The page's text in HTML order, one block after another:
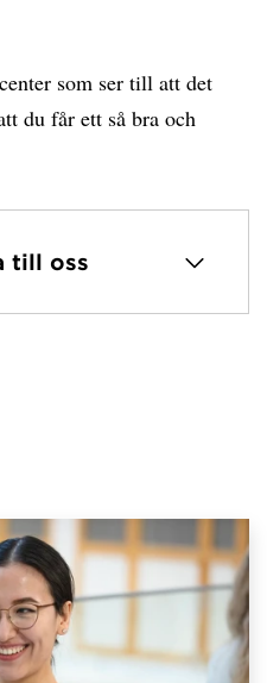
som ser till att det
du får ett så bra och
till oss